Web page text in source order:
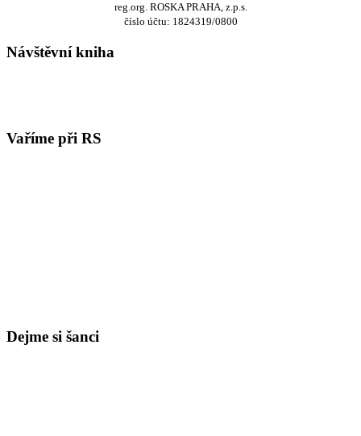
reg.org. ROSKA PRAHA, z.p.s.
číslo účtu: 1824319/0800
Návštěvní kniha
Vaříme při RS
Dejme si šanci